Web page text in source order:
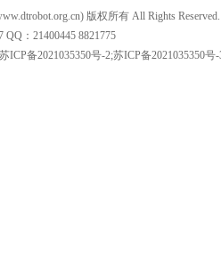
版权所有 All Rights Reserved.
：21400445 8821775
ICP备2021035350号-2;苏ICP备2021035350号-